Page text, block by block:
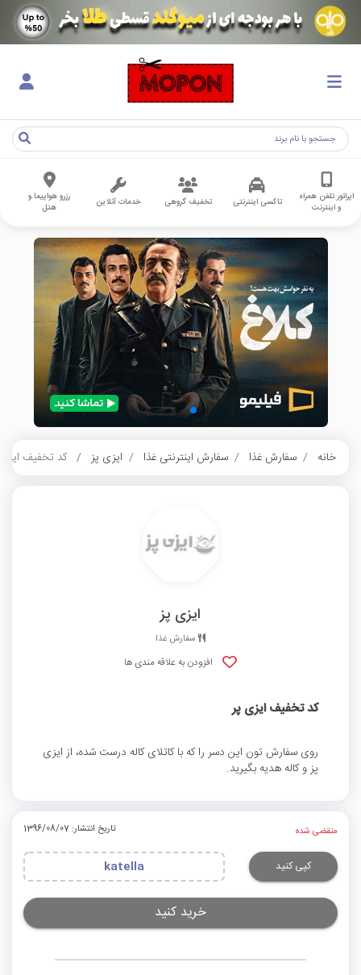
اپراتور تلفن همراه
و اینترنت
تاکسی اینترنتی تخفیف گروهی خدمات آنلاین
رزرو هواپیما و
هتل
خانه سفارش غذا سفارش اینترنتی غذا ایزی پز کد تخفیف
ایزی پز
سفارش غذا
افزودن به علاقه مندی ها
کد تخفیف ایزی پر
روی سفارش تون این دسر را که با کاتلای کاله درست شده، از ایزی
پز و کاله هدیه بگیرید.
منقضی شده تاریخ انتشار: 1396/08/07
کپی کنید katella
خرید کنید